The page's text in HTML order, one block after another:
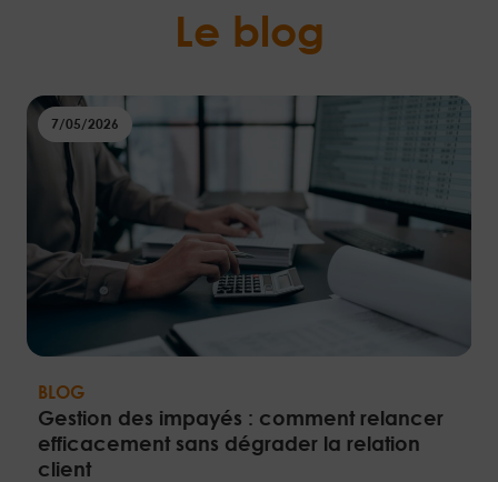
Le blog
7/05/2026
BLOG
Gestion des impayés : comment relancer
efficacement sans dégrader la relation
client